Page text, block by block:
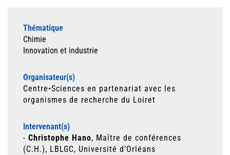
Thématique
Chimie
Innovation et industrie
Organisateur(s)
Centre•Sciences en partenariat avec les
organismes de recherche du Loiret
Intervenant(s)
- Christophe Hano, Maître de conférences
(C.H.), LBLGC, Université d’Orléans